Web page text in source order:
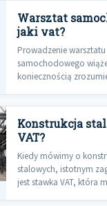
Warsztat
jaki vat?
Prowadzenie warsztatu
samochodowego
koniecznością
Konstrukcja
VAT?
Kiedy mówimy o
stalowych, istotnym
jest stawka VAT, która